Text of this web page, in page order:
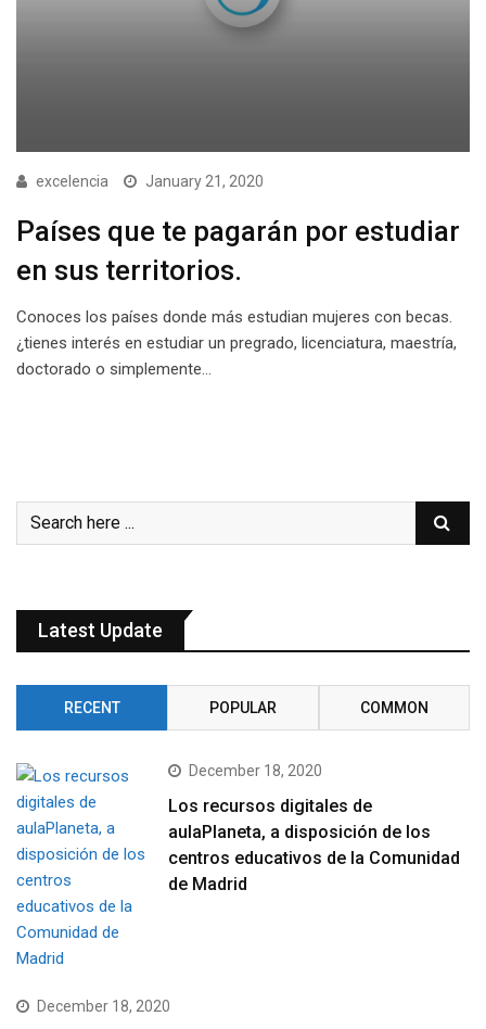
excelencia January 21, 2020
Países que te pagarán por estudiar
en sus territorios.
Conoces los países donde más estudian mujeres con becas.
¿tienes interés en estudiar un pregrado, licenciatura, maestría,
doctorado o simplemente…
Latest Update
RECENT POPULAR COMMON
December 18, 2020
Los recursos digitales de
aulaPlaneta, a disposición de los
centros educativos de la Comunidad
de Madrid
December 18, 2020